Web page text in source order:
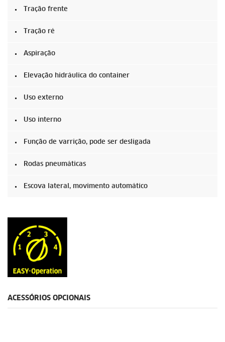
Tração frente
Tração ré
Aspiração
Elevação hidráulica do container
Uso externo
Uso interno
Função de varrição, pode ser desligada
Rodas pneumáticas
Escova lateral, movimento automático
ACESSÓRIOS OPCIONAIS